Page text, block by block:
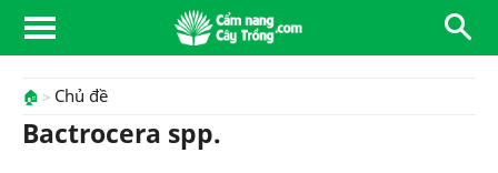
🏠 Chủ đề
Bactrocera spp.